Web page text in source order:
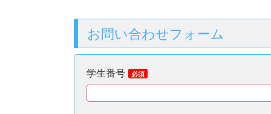
お問い合わせフォーム
学生番号 必須